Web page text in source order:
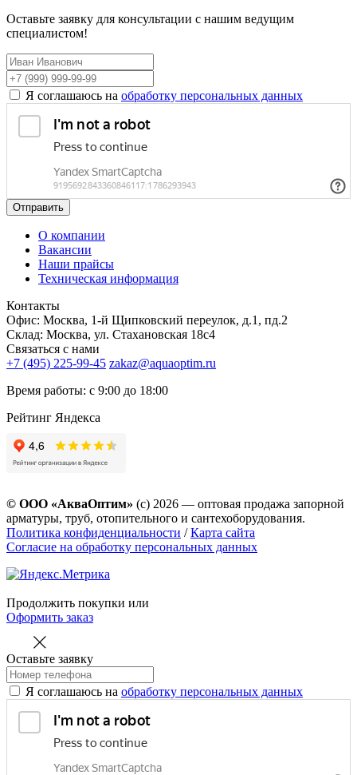
Оставьте заявку для консультации с нашим ведущим
специалистом!
Я соглашаюсь на обработку персональных данных
Отправить
О компании
Вакансии
Наши прайсы
Техническая информация
Контакты
Офис: Москва, 1-й Щипковский переулок, д.1, пд.2
Склад: Москва, ул. Стахановская 18с4
Связаться с нами
+7 (495) 225-99-45 zakaz@aquaoptim.ru
Время работы: с 9:00 до 18:00
Рейтинг Яндекса
© ООО «АкваОптим» (с) 2026 — оптовая продажа запорной
арматуры, труб, отопительного и сантехоборудования.
Политика конфиденциальности /Карта сайта
Согласие на обработку персональных данных
Продолжить покупки или
Оформить заказ
Оставьте заявку
Я соглашаюсь на обработку персональных данных